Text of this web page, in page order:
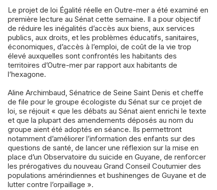
Le projet de loi Égalité réelle en Outre-mer a été examiné en
première lecture au Sénat cette semaine. Il a pour objectif
de réduire les inégalités d’accès aux biens, aux services
publics, aux droits, et les problèmes éducatifs, sanitaires,
économiques, d’accès à l’emploi, de coût de la vie trop
élevé auxquelles sont confrontés les habitants des
territoires d’Outre-mer par rapport aux habitants de
l’hexagone.
Aline Archimbaud, Sénatrice de Seine Saint Denis et cheffe
de file pour le groupe écologiste du Sénat sur ce projet de
loi, se réjouit « que les débats au Sénat aient enrichi le texte
et que la plupart des amendements déposés au nom du
groupe aient été adoptés en séance. Ils permettront
notamment d’améliorer l’information des enfants sur des
questions de santé, de lancer une réflexion sur la mise en
place d’un Observatoire du suicide en Guyane, de renforcer
les prérogatives du nouveau Grand Conseil Coutumier des
populations amérindiennes et bushinenges de Guyane et de
lutter contre l’orpaillage ».